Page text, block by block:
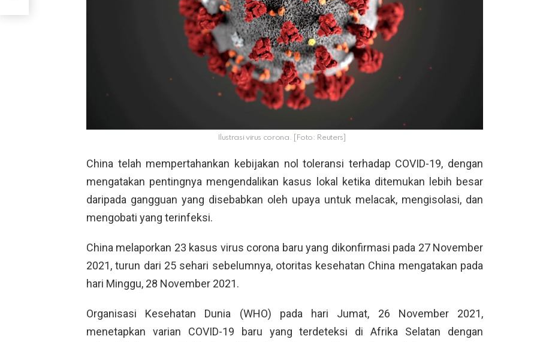
Ilustrasi virus corona. [Foto: Reuters]
China telah mempertahankan kebijakan nol toleransi terhadap COVID-19, dengan
mengatakan pentingnya mengendalikan kasus lokal ketika ditemukan lebih besar
daripada gangguan yang disebabkan oleh upaya untuk melacak, mengisolasi, dan
mengobati yang terinfeksi.
China melaporkan 23 kasus virus corona baru yang dikonfirmasi pada 27 November
2021, turun dari 25 sehari sebelumnya, otoritas kesehatan China mengatakan pada
hari Minggu, 28 November 2021.
Organisasi Kesehatan Dunia (WHO) pada hari Jumat, 26 November 2021,
menetapkan varian COVID-19 baru yang terdeteksi di Afrika Selatan dengan